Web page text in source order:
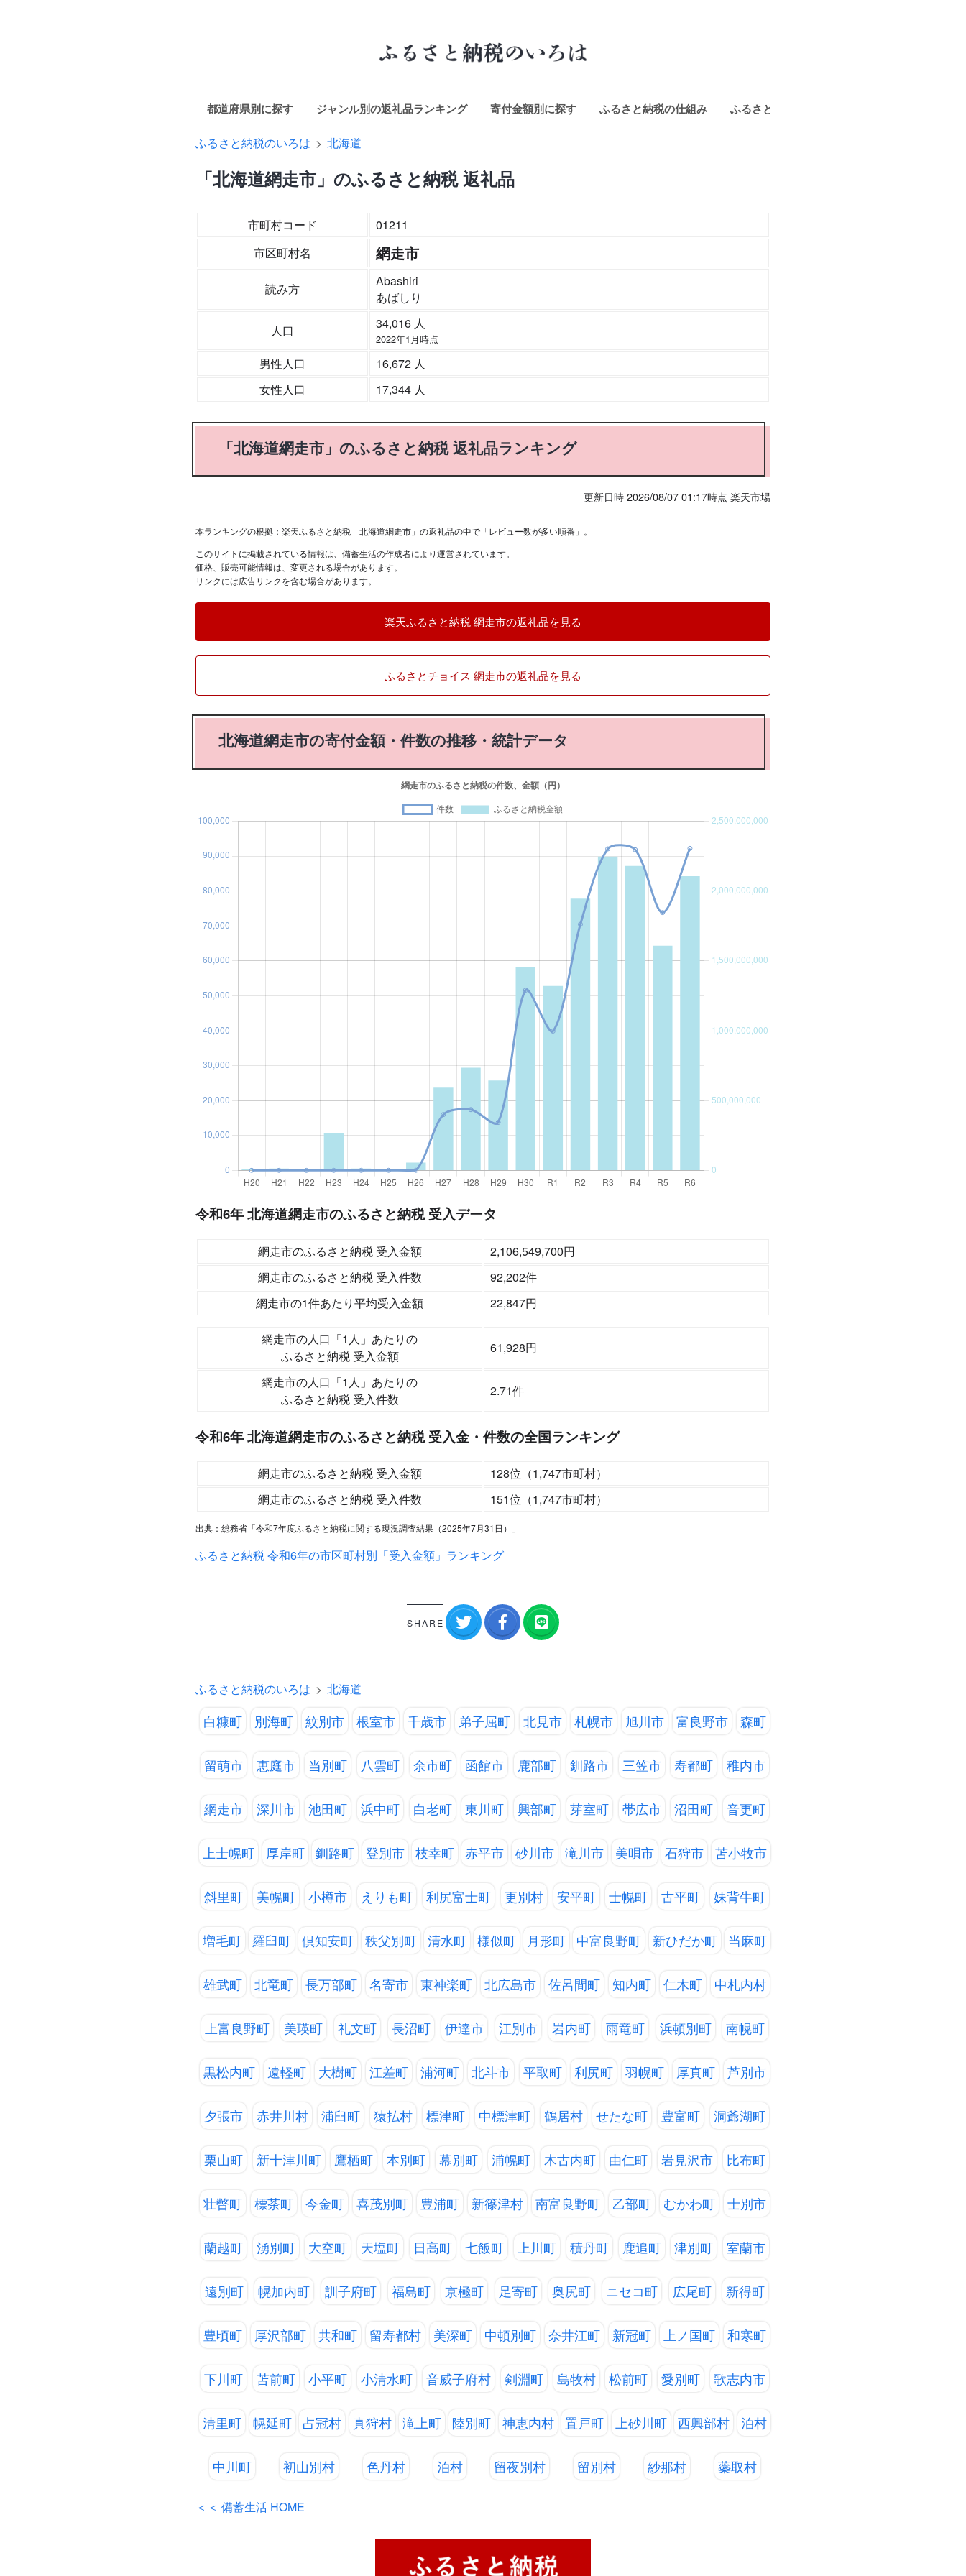
都道府県別に探す ジャンル別の返礼品ランキング 寄付金額別に探す ふるさと納税の仕組み ふるさと納税 控除上限額の早見表
ふるさと納税のいろは 北海道
「北海道網走市」のふるさと納税 返礼品
市町村コード
01211
市区町村名
網走市
読み方
Abashiri
あばしり
人口
34,016 人
2022年1月時点
男性人口
16,672 人
女性人口
17,344 人
「北海道網走市」のふるさと納税 返礼品ランキング
更新日時 2026/08/07 01:17時点 楽天市場
本ランキングの根拠：楽天ふるさと納税「北海道網走市」の返礼品の中で「レビュー数が多い順番」。
このサイトに掲載されている情報は、備蓄生活の作成者により運営されています。
価格、販売可能情報は、変更される場合があります。
リンクには広告リンクを含む場合があります。
楽天ふるさと納税 網走市の返礼品を見る
ふるさとチョイス 網走市の返礼品を見る
北海道網走市の寄付金額・件数の推移・統計データ
令和6年 北海道網走市のふるさと納税 受入データ
網走市のふるさと納税 受入金額
2,106,549,700円
網走市のふるさと納税 受入件数
92,202件
網走市の1件あたり平均受入金額
22,847円
網走市の人口「1人」あたりの
ふるさと納税 受入金額
61,928円
網走市の人口「1人」あたりの
ふるさと納税 受入件数
2.71件
令和6年 北海道網走市のふるさと納税 受入金・件数の全国ランキング
網走市のふるさと納税 受入金額
128位（1,747市町村）
網走市のふるさと納税 受入件数
151位（1,747市町村）
出典：総務省「令和7年度ふるさと納税に関する現況調査結果（2025年7月31日）」
ふるさと納税 令和6年の市区町村別「受入金額」ランキング
SHARE
ふるさと納税のいろは 北海道
白糠町 別海町 紋別市 根室市 千歳市 弟子屈町 北見市 札幌市 旭川市 富良野市 森町
留萌市 恵庭市 当別町 八雲町 余市町 函館市 鹿部町 釧路市 三笠市 寿都町 稚内市
網走市 深川市 池田町 浜中町 白老町 東川町 興部町 芽室町 帯広市 沼田町 音更町
上士幌町 厚岸町 釧路町 登別市 枝幸町 赤平市 砂川市 滝川市 美唄市 石狩市 苫小牧市
斜里町 美幌町 小樽市 えりも町 利尻富士町 更別村 安平町 士幌町 古平町 妹背牛町
増毛町 羅臼町 倶知安町 秩父別町 清水町 様似町 月形町 中富良野町 新ひだか町 当麻町
雄武町 北竜町 長万部町 名寄市 東神楽町 北広島市 佐呂間町 知内町 仁木町 中札内村
上富良野町 美瑛町 礼文町 長沼町 伊達市 江別市 岩内町 雨竜町 浜頓別町 南幌町
黒松内町 遠軽町 大樹町 江差町 浦河町 北斗市 平取町 利尻町 羽幌町 厚真町 芦別市
夕張市 赤井川村 浦臼町 猿払村 標津町 中標津町 鶴居村 せたな町 豊富町 洞爺湖町
栗山町 新十津川町 鷹栖町 本別町 幕別町 浦幌町 木古内町 由仁町 岩見沢市 比布町
壮瞥町 標茶町 今金町 喜茂別町 豊浦町 新篠津村 南富良野町 乙部町 むかわ町 士別市
蘭越町 湧別町 大空町 天塩町 日高町 七飯町 上川町 積丹町 鹿追町 津別町 室蘭市
遠別町 幌加内町 訓子府町 福島町 京極町 足寄町 奥尻町 ニセコ町 広尾町 新得町
豊頃町 厚沢部町 共和町 留寿都村 美深町 中頓別町 奈井江町 新冠町 上ノ国町 和寒町
下川町 苫前町 小平町 小清水町 音威子府村 剣淵町 島牧村 松前町 愛別町 歌志内市
清里町 幌延町 占冠村 真狩村 滝上町 陸別町 神恵内村 置戸町 上砂川町 西興部村 泊村
中川町 初山別村 色丹村 泊村 留夜別村 留別村 紗那村 蘂取村
＜＜ 備蓄生活 HOME